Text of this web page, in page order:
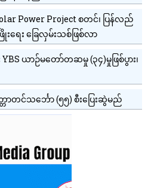
Power Project စတင်၊ ပြန်လည်
းရေး ခြေလှမ်းသစ်ဖြစ်လာ
ယာဉ်မတော်တဆမှု (၃၄)မှုဖြစ်ပွား၊
င်သင်္ဘော (၅၅) စီးပြေးဆွဲမည်